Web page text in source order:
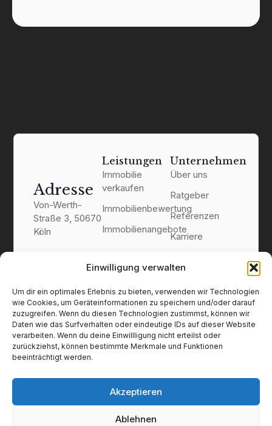
Einwilligung verwalten
Um dir ein optimales Erlebnis zu bieten, verwenden wir Technologien
wie Cookies, um Geräteinformationen zu speichern und/oder darauf
zuzugreifen. Wenn du diesen Technologien zustimmst, können wir
Daten wie das Surfverhalten oder eindeutige IDs auf dieser Website
verarbeiten. Wenn du deine Einwillligung nicht erteilst oder
zurückziehst, können bestimmte Merkmale und Funktionen
beeinträchtigt werden.
Akzeptieren
Ablehnen
Adresse
Von-Werth-
Straße 3, 50670
Köln
Kontakt
info@schmidt-
immobilien.koeln
Leistungen
Immobilie
verkaufen
Immobilienbewertung
Immobilienangebote
Unternehmen
Über uns
Ratgeber
Referenzen
Karriere